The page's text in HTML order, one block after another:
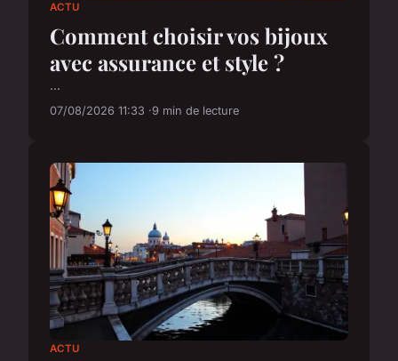
ACTU
Comment choisir vos bijoux
avec assurance et style ?
...
07/08/2026 11:33 9 min de lecture
ACTU